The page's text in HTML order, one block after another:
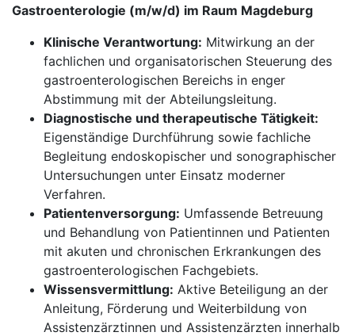
Gastroenterologie (m/w/d) im Raum Magdeburg
Klinische Verantwortung: Mitwirkung an der
fachlichen und organisatorischen Steuerung des
gastroenterologischen Bereichs in enger
Abstimmung mit der Abteilungsleitung.
​​​​​​​Diagnostische und therapeutische Tätigkeit:
Eigenständige Durchführung sowie fachliche
Begleitung endoskopischer und sonographischer
Untersuchungen unter Einsatz moderner
Verfahren.
Patientenversorgung: Umfassende Betreuung
und Behandlung von Patientinnen und Patienten
mit akuten und chronischen Erkrankungen des
gastroenterologischen Fachgebiets.
Wissensvermittlung: Aktive Beteiligung an der
Anleitung, Förderung und Weiterbildung von
Assistenzärztinnen und Assistenzärzten innerhalb